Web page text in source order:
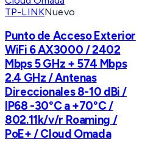
TP-LINKNuevo
Punto de Acceso Exterior
WiFi 6 AX3000 / 2402
Mbps 5 GHz + 574 Mbps
2.4 GHz / Antenas
Direccionales 8-10 dBi /
IP68 -30°C a +70°C /
802.11k/v/r Roaming /
PoE+ / Cloud Omada